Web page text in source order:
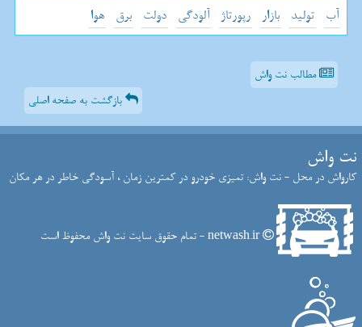
آب تولید بازار رپورتاژ آلودگی دولت برق هوا
مطالب نت واش
بازگشت به صفحه اصلی
نت واش
کارواش در محل - نت واش: تمیزی خودرو در کمترین زمان ، آسودگی خاطر در هر مکان
netwash.ir - تمام حقوق سایت نت واش محفوظ است